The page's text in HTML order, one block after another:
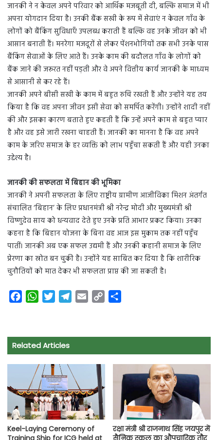
जानकी ने न केवल अपने परिवार को आर्थिक मजबूती दी, बल्कि समाज में भी
अपना योगदान दिया है। उनकी बैंक सखी के रूप में सेवाएं न केवल गाँव के
लोगों को बैंकिंग सुविधाएँ उपलब्ध कराती हैं बल्कि वह उनके जीवन को भी
आसान बनाती हैं। मनरेगा मजदूरों से लेकर पेंशनभोगियों तक सभी उनके पास
बैंकिंग सेवाओं के लिए आते हैं। उनके काम की बदौलत गाँव के लोगों को
बैंक जाने की जरूरत नहीं पड़ती और वे अपने वित्तीय कार्य जानकी के माध्यम
से आसानी से कर रहे हैं।
जानकी अपने बीसी सखी के काम में बहुत रुचि रखती हैं और उन्होंने यह तय
किया है कि वह अपना जीवन इसी सेवा को समर्पित करेंगी। उन्होंने शादी नहीं
की और इसका कारण बताते हुए कहती हैं कि उन्हें अपने काम से बहुत प्यार
है और वह इसे जारी रखना चाहती हैं। जानकी का मानना है कि वह अपने
काम के जरिए समाज के हर व्यक्ति को लाभ पहुँचा सकती हैं और यही उनका
उद्देश्य है।
जानकी की सफलता में बिहान की भूमिका
जानकी ने अपनी सफलता के लिए राष्ट्रीय ग्रामीण आजीविका मिशन अंतर्गत
संचालित ‘बिहान’ के लिए प्रधानमंत्री श्री नरेन्द्र मोदी और मुख्यमंत्री श्री
विष्णुदेव साय को धन्यवाद देते हुए उनके प्रति आभार प्रकट किया। उनका
कहना है कि बिहान योजना के बिना वह आज इस मुकाम तक नहीं पहुँच
पातीं। जानकी अब एक सफल उद्यमी हैं और उनकी कहानी समाज के लिए
प्रेरणा का स्रोत बन चुकी है। उन्होंने यह साबित कर दिया है कि शारीरिक
चुनौतियों को मात देकर भी सफलता प्राप्त की जा सकती है।
e
b
W
t
s
p
p
t
t
r
e
a
m
i
y
k
r
Related Articles
Keel-Laying Ceremony of
Training Ship for ICG held at
रक्षा मंत्री श्री राजनाथ सिंह जयपुर में
सैनिक स्कूल का औपचारिक तौर